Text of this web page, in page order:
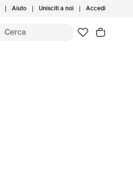
Aiuto Unisciti a noi Accedi